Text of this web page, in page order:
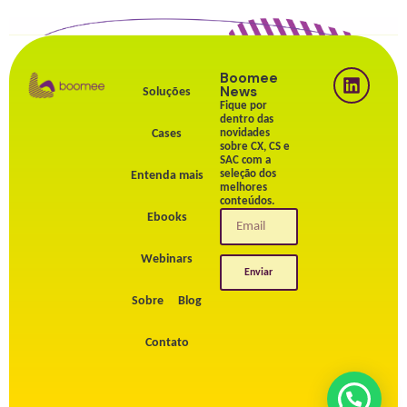
Soluções
Cases
Entenda mais
Ebooks
Webinars
Sobre Blog
Contato
Boomee
News
Fique por
dentro das
novidades
sobre CX, CS e
SAC com a
seleção dos
melhores
conteúdos.
Enviar